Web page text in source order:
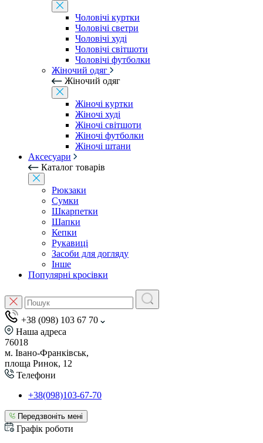
Чоловічі куртки
Чоловічі светри
Чоловічі худі
Чоловічі світшоти
Чоловічі футболки
Жіночий одяг
Жіночий одяг
Жіночі куртки
Жіночі худі
Жіночі світшоти
Жіночі футболки
Жіночі штани
Аксесуари
Каталог товарів
Рюкзаки
Сумки
Шкарпетки
Шапки
Кепки
Рукавиці
Засоби для догляду
Інше
Популярні кросівки
+38 (098) 103 67 70
Наша адреса
76018
м. Івано-Франківськ,
площа Ринок, 12
Телефони
+38(098)103-67-70
Передзвоніть мені
Графік роботи